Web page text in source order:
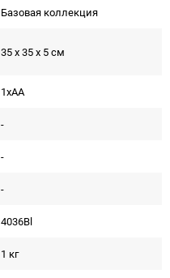
Базовая коллекция
35 x 35 x 5 см
1xAA
-
-
-
4036Bl
1 кг